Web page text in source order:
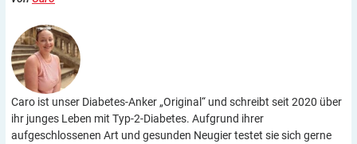
Caro ist unser Diabetes-Anker „Original“ und schreibt seit 2020 über
ihr junges Leben mit Typ-2-Diabetes. Aufgrund ihrer
aufgeschlossenen Art und gesunden Neugier testet sie sich gerne